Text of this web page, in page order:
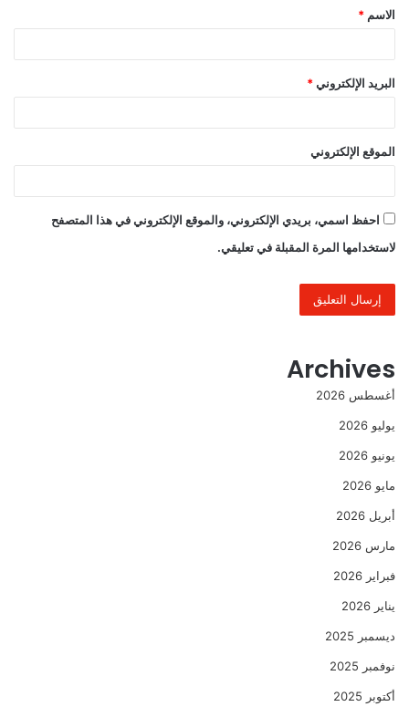
*
الاسم *
البريد الإلكتروني *
الموقع الإلكتروني
احفظ اسمي، بريدي الإلكتروني، والموقع الإلكتروني في هذا المتصفح
لاستخدامها المرة المقبلة في تعليقي.
Archives
أغسطس 2026
يوليو 2026
يونيو 2026
مايو 2026
أبريل 2026
مارس 2026
فبراير 2026
يناير 2026
ديسمبر 2025
نوفمبر 2025
أكتوبر 2025